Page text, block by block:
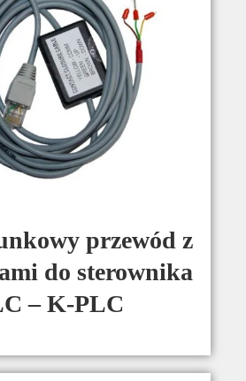
przewód z
do sterownika
– K-PLC